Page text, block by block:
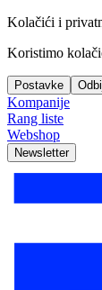
Kolačići i
Koristimo
Postavke
Kompanije
Rang liste
Webshop
Newsletter